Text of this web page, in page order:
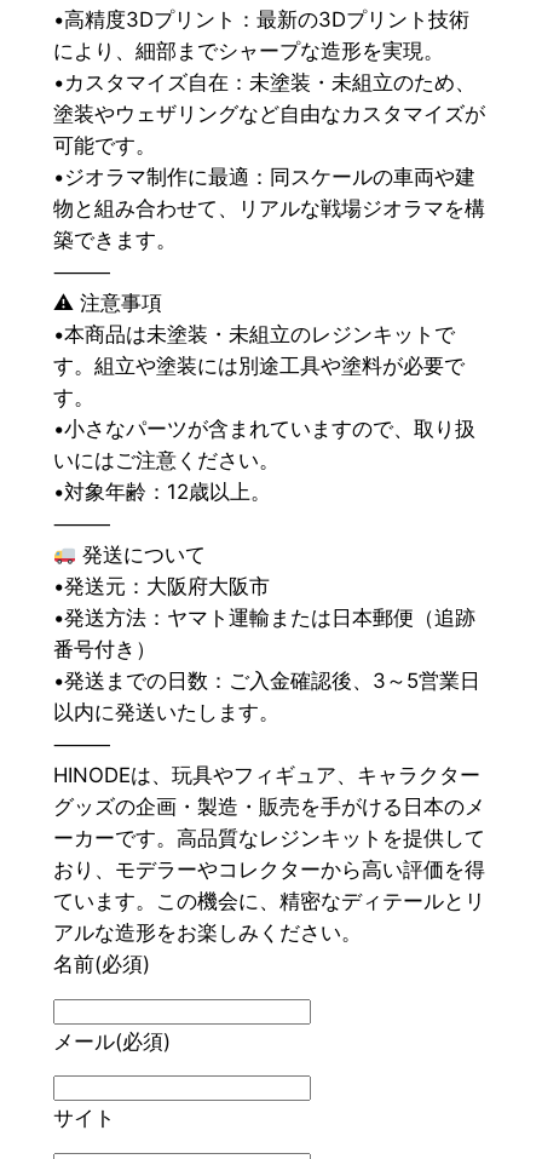
•高精度3Dプリント：最新の3Dプリント技術
により、細部までシャープな造形を実現。
•カスタマイズ自在：未塗装・未組立のため、
塗装やウェザリングなど自由なカスタマイズが
可能です。
•ジオラマ制作に最適：同スケールの車両や建
物と組み合わせて、リアルな戦場ジオラマを構
築できます。
⸻
⚠ 注意事項
•本商品は未塗装・未組立のレジンキットで
す。組立や塗装には別途工具や塗料が必要で
す。
•小さなパーツが含まれていますので、取り扱
いにはご注意ください。
•対象年齢：12歳以上。
⸻
発送について
•発送元：大阪府大阪市
•発送方法：ヤマト運輸または日本郵便（追跡
番号付き）
•発送までの日数：ご入金確認後、3～5営業日
以内に発送いたします。
⸻
HINODEは、玩具やフィギュア、キャラクター
グッズの企画・製造・販売を手がける日本のメ
ーカーです。高品質なレジンキットを提供して
おり、モデラーやコレクターから高い評価を得
ています。この機会に、精密なディテールとリ
アルな造形をお楽しみください。
名前(必須)
メール(必須)
サイト